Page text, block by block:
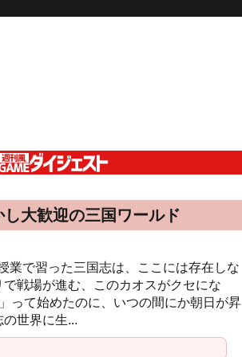
大歓迎の三国ワールド
業で習った三国志は、ここには存在しな
で戦場が進む、このカオスがクセにな
って始めたのに、いつの間にか朝日が昇
の世界に生...